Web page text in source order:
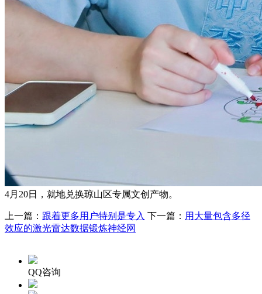
4月20日，就地兑换琼山区专属文创产物。
上一篇： 跟着更多用户特别是专入 下一篇： 用大量包含多径
效应的激光雷达数据锻炼神经网
QQ咨询